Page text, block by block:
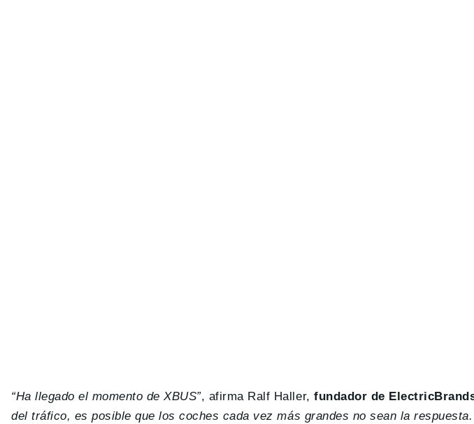
“Ha llegado el momento de XBUS”, afirma Ralf Haller,fundador de
del tráfico, es posible que los coches cada vez más grandes no sean la